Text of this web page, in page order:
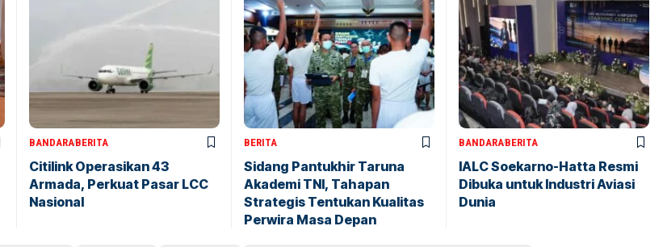
BANDARABERITA
Citilink Operasikan 43
Armada, Perkuat Pasar LCC
Nasional
BERITA
Sidang Pantukhir Taruna
Akademi TNI, Tahapan
Strategis Tentukan Kualitas
Perwira Masa Depan
BANDARABERITA
IALC Soekarno-Hatta Resmi
Dibuka untuk Industri Aviasi
Dunia